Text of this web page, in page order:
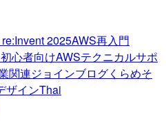
2025AWS再入門
初心者向けAWSテクニカルサポ
関連ジョインブログくらめそ
ザインThai